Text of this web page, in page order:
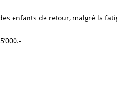
enfants de retour, malgré la